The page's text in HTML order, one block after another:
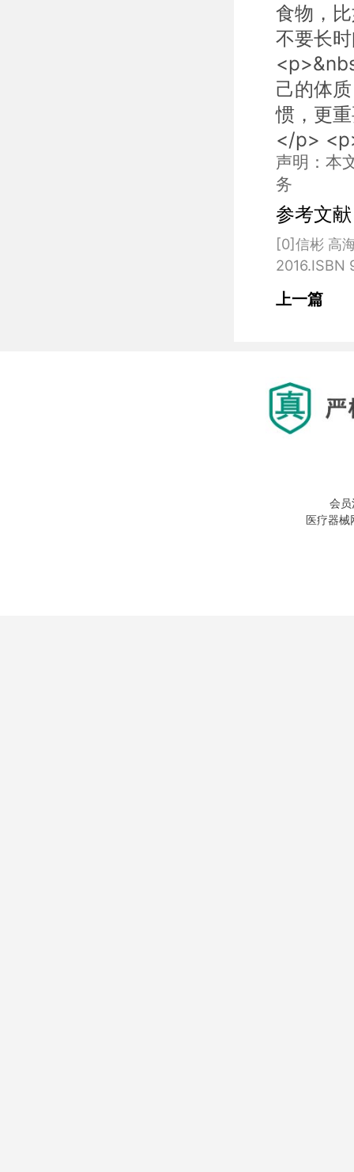
食物，
不要长
己的体
惯，更
</p>
声明：本
务
参考文
[0]信彬 高
上一篇
会
医疗器